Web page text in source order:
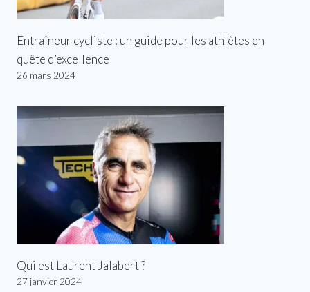
Entraîneur cycliste : un guide pour les athlètes en
quête d’excellence
26 mars 2024
Qui est Laurent Jalabert ?
27 janvier 2024